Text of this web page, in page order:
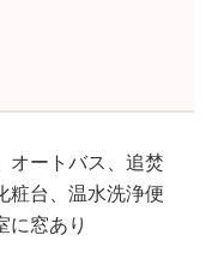
オートバス、追焚
粧台、温水洗浄便
に窓あり